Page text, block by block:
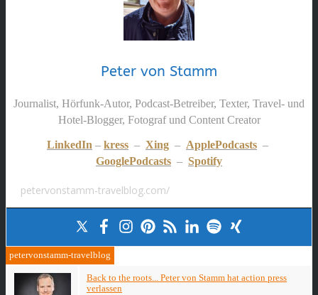
Peter von Stamm
Journalist, Hörfunk-Autor, Podcast-Betreiber, Texter, Travel- und
Hotel-Blogger, Fotograf und Content Creator
LinkedIn – kress – Xing – ApplePodcasts –
GooglePodcasts – Spotify
petervonstamm-travelblog.com/
petervonstamm-travelblog
Back to the roots... Peter von Stamm hat action press
verlassen